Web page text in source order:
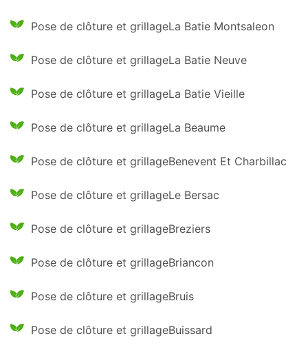
Pose de clôture et grillageLa Batie Montsaleon
Pose de clôture et grillageLa Batie Neuve
Pose de clôture et grillageLa Batie Vieille
Pose de clôture et grillageLa Beaume
Pose de clôture et grillageBenevent Et Charbillac
Pose de clôture et grillageLe Bersac
Pose de clôture et grillageBreziers
Pose de clôture et grillageBriancon
Pose de clôture et grillageBruis
Pose de clôture et grillageBuissard